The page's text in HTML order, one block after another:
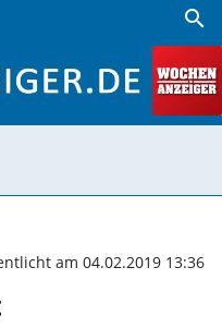
search
am 04.02.2019 13:36